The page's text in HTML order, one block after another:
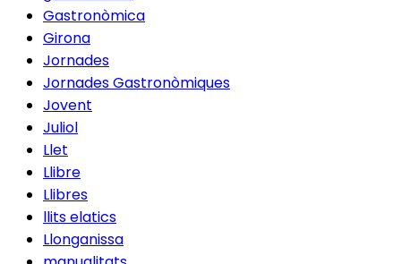
Gastronòmica
Girona
Jornades
Jornades Gastronòmiques
Jovent
Juliol
Llet
Llibre
Llibres
llits elatics
Llonganissa